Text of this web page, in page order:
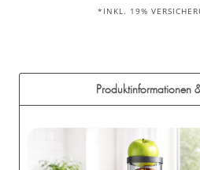
*INKL. 19%
Produktinformationen